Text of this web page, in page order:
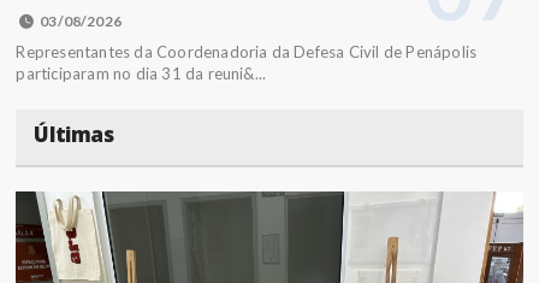
03/08/2026
Representantes da Coordenadoria da Defesa Civil de Penápolis
participaram no dia 31 da reuni&...
Últimas